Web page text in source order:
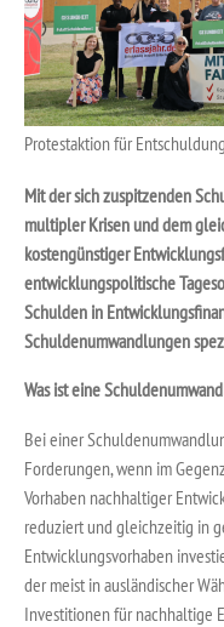
Protestaktion für
Mit der sich zuspitzenden
multipler Krisen und dem
kostengünstiger
entwicklungspolitische
Schulden in
Schuldenumwandlungen
Was ist eine
Bei einer
Forderungen, wenn im
Vorhaben nachhaltiger
reduziert und gleichzeitig in
Entwicklungsvorhaben
der meist in ausländischer
Investitionen für nachhaltige